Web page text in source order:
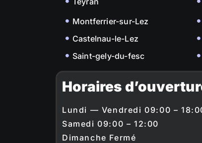
Montferrier-sur-Lez
Castelnau-le-Lez
Saint-gely-du-fesc
Horaires
Lundi — Vendredi 09:00 –
Samedi 09:00 – 12:00
Dimanche Fermé